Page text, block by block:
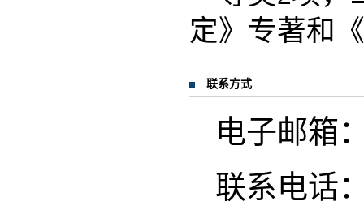
定》专著和
联系方式
电子邮箱
联系电话